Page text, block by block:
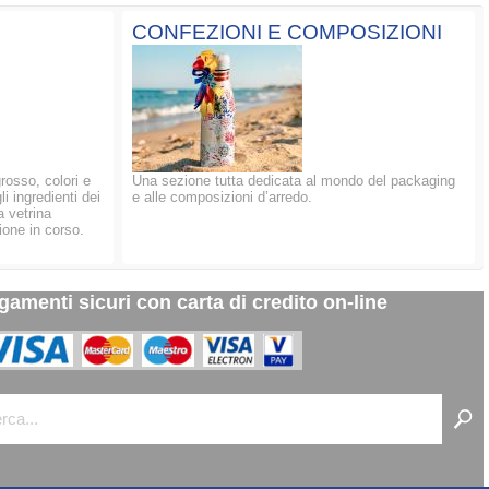
colori e
ingredienti dei
vetrina
in corso.
CONFEZIONI E COMPOSIZIONI
Una sezione tutta dedicata al mondo del packaging
e alle composizioni d’arredo.
sicuri con carta di credito on-line